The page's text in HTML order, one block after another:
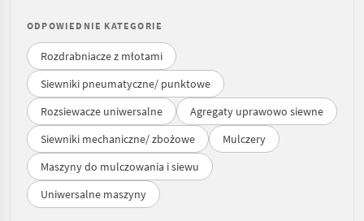
ODPOWIEDNIE KATEGORIE
Rozdrabniacze z młotami
Siewniki pneumatyczne/ punktowe
Rozsiewacze uniwersalne
Agregaty uprawowo siewne
Siewniki mechaniczne/ zbożowe
Mulczery
Maszyny do mulczowania i siewu
Uniwersalne maszyny